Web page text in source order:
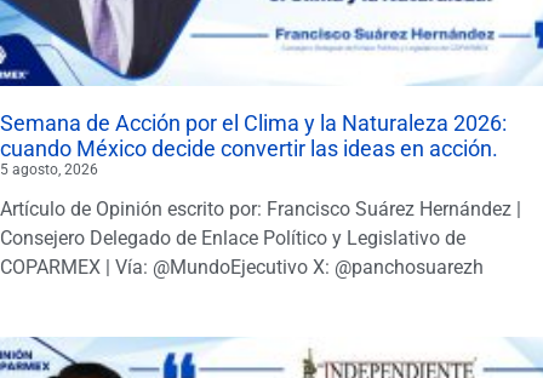
Semana de Acción por el Clima y la Naturaleza 2026:
cuando México decide convertir las ideas en acción.
5 agosto, 2026
Artículo de Opinión escrito por: Francisco Suárez Hernández |
Consejero Delegado de Enlace Político y Legislativo de
COPARMEX | Vía: @MundoEjecutivo X: @panchosuarezh